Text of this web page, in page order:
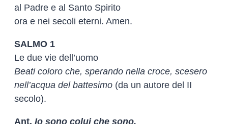
al Padre e al Santo Spirito
ora e nei secoli eterni. Amen.
SALMO 1
Le due vie dell’uomo
Beati coloro che, sperando nella croce, scesero
nell’acqua del battesimo (da un autore del II
secolo).
Ant. Io sono colui che sono,